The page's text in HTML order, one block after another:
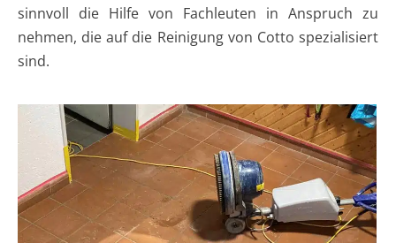
sinnvoll die Hilfe von Fachleuten in Anspruch zu
nehmen, die auf die Reinigung von Cotto spezialisiert
sind.